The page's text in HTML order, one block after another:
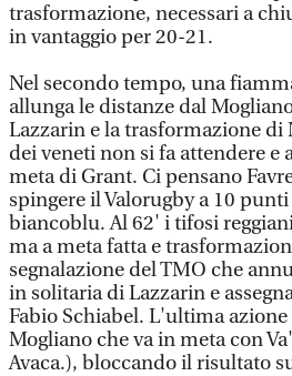
trasformazione, necessari a
in vantaggio per 20-21.
Nel secondo tempo, una
allunga le distanze dal
Lazzarin e la trasformazione di
dei veneti non si fa attendere e
meta di Grant. Ci pensano
spingere il Valorugby a 10
biancoblu. Al 62' i tifosi
ma a meta fatta e
segnalazione del TMO che
in solitaria di Lazzarin e
Fabio Schiabel. L'ultima
Mogliano che va in meta con
Avaca.), bloccando il risultato